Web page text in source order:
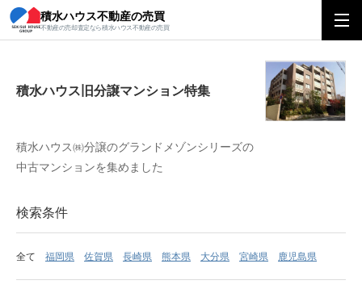
積水ハウス不動産の売買
不動産の売却査定なら積水ハウス不動産の売買
積水ハウス旧分譲マンション特集
積水ハウス旧分譲マンション特集
積水ハウス㈱分譲のグランドメゾンシリーズの
中古マンションを集めました
検索条件
全て 福岡県 佐賀県 長崎県 熊本県 大分県 宮崎県 鹿児島県